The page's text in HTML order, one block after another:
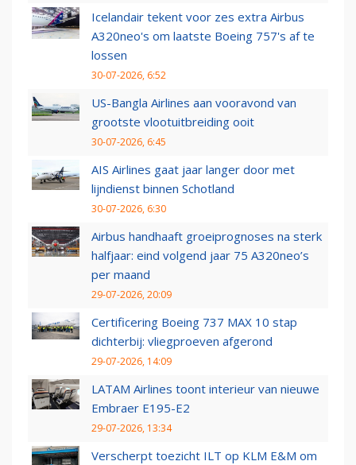
Icelandair tekent voor zes extra Airbus
A320neo's om laatste Boeing 757's af te
lossen
30-07-2026, 6:52
US-Bangla Airlines aan vooravond van
grootste vlootuitbreiding ooit
30-07-2026, 6:45
AIS Airlines gaat jaar langer door met
lijndienst binnen Schotland
30-07-2026, 6:30
Airbus handhaaft groeiprognoses na sterk
halfjaar: eind volgend jaar 75 A320neo’s
per maand
29-07-2026, 20:09
Certificering Boeing 737 MAX 10 stap
dichterbij: vliegproeven afgerond
29-07-2026, 14:09
LATAM Airlines toont interieur van nieuwe
Embraer E195-E2
29-07-2026, 13:34
Verscherpt toezicht ILT op KLM E&M om